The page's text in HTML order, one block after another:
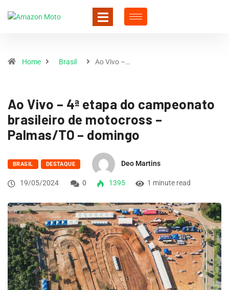
Home Brasil Ao Vivo –…
Ao Vivo – 4ª etapa do campeonato
brasileiro de motocross –
Palmas/TO – domingo
BRASIL DESTAQUE Deo Martins
19/05/2024 0 1395 1 minute read